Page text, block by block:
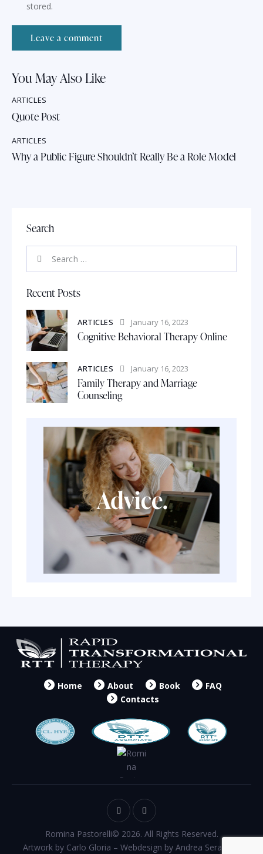
stored.
You May Also Like
ARTICLES
Quote Post
ARTICLES
Why a Public Figure Shouldn’t Really Be a Role Model
Search
Recent Posts
ARTICLES January 16, 2023
Cognitive Behavioral Therapy Online
ARTICLES January 16, 2023
Family Therapy and Marriage
Counseling
Home About Book
FAQ
Contacts
Romina Pastorelli© 2026. All Rights Reserved.
Artwork by Carlo Gloria – Webdesign by Andrea Serapioni